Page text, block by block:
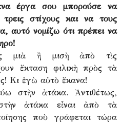
έργα σου μπορούσε να
στίχους και να τους
αυτό νομίζω ότι πρέπει να
μιὰ ἢ μισὴ ἀπὸ τὶς
ἔκταση φιλικὴ πρὸς τὰ
Κι ἐγὼ αὐτὸ ἔκανα!
στὴν ἀτάκα. Ἀντιθέτως,
ἀτάκα εἶναι ἀπὸ τὰ
ποὺ γράφεται τώρα